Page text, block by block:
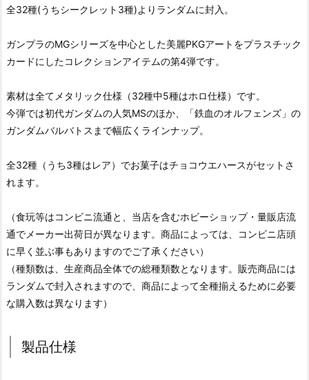
全32種(うちシークレット3種)よりランダムに封入。
ガンプラのMGシリーズを中心とした美麗PKGアートをプラスチック
カードにしたコレクションアイテムの第4弾です。
素材は全てメタリック仕様（32種中5種はホロ仕様）です。
今弾では初代ガンダムの人気MSのほか、「鉄血のオルフェンズ」の
ガンダムバルバトスまで幅広くラインナップ。
全32種（うち3種はレア）でお菓子はチョコウエハースがセットさ
れます。
（食玩等はコンビニ流通と、当店を含むホビーショップ・量販店流
通でメーカー出荷日が異なります。商品によっては、コンビニ店頭
に早く並ぶ事もありますのでご了承ください）
（種類数は、生産商品全体での総種類数となります。販売商品には
ランダムで封入されますので、商品によって全種揃えるために必要
な購入数は異なります）
製品仕様